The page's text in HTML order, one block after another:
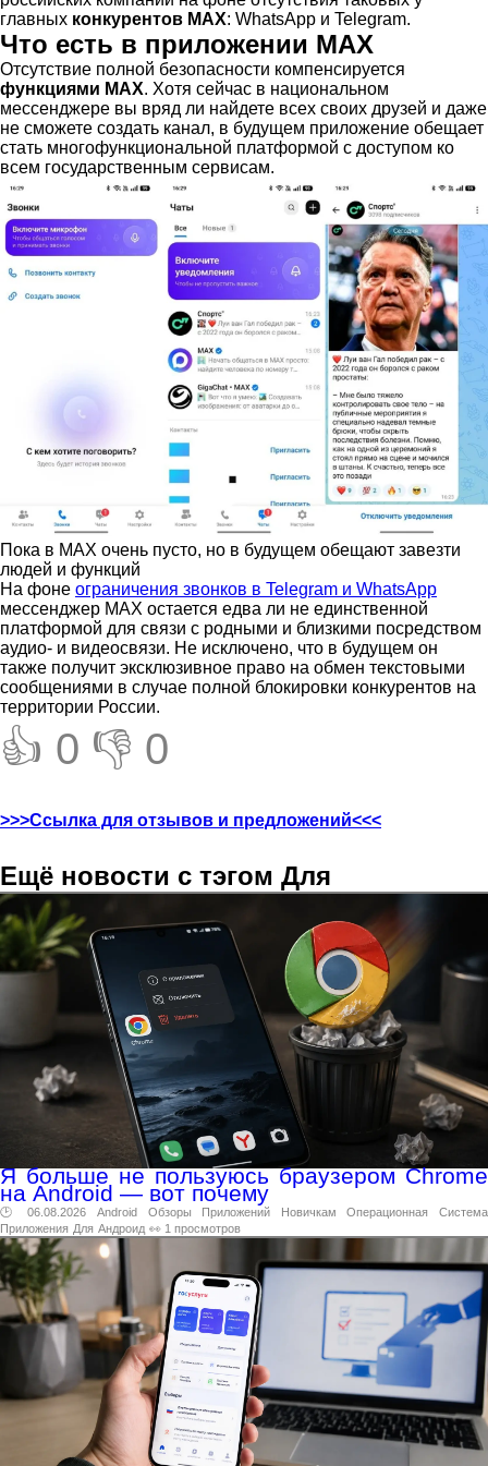
главных конкурентов MAX: WhatsApp и Telegram.
Что есть в приложении MAX
Отсутствие полной безопасности компенсируется
функциями MAX. Хотя сейчас в национальном
мессенджере вы вряд ли найдете всех своих друзей и даже
не сможете создать канал, в будущем приложение обещает
стать многофункциональной платформой с доступом ко
всем государственным сервисам.
Пока в MAX очень пусто, но в будущем обещают завезти
людей и функций
На фоне ограничения звонков в Telegram и WhatsApp
мессенджер MAX остается едва ли не единственной
платформой для связи с родными и близкими посредством
аудио- и видеосвязи. Не исключено, что в будущем он
также получит эксклюзивное право на обмен текстовыми
сообщениями в случае полной блокировки конкурентов на
территории России.
👍 0 👎 0
>>>Ссылка для отзывов и предложений<<<
Ещё новости с тэгом Для
Я больше не пользуюсь браузером Chrome
на Android — вот почему
🕑 06.08.2026 Android Обзоры Приложений Новичкам Операционная
Система
Приложения Для Андроид 👀 1 просмотров